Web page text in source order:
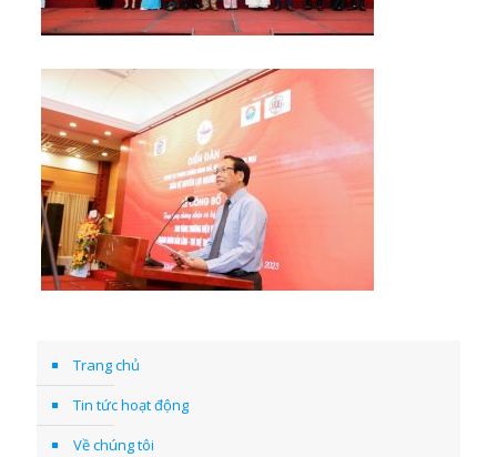
Trang chủ
Tin tức hoạt động
Về chúng tôi